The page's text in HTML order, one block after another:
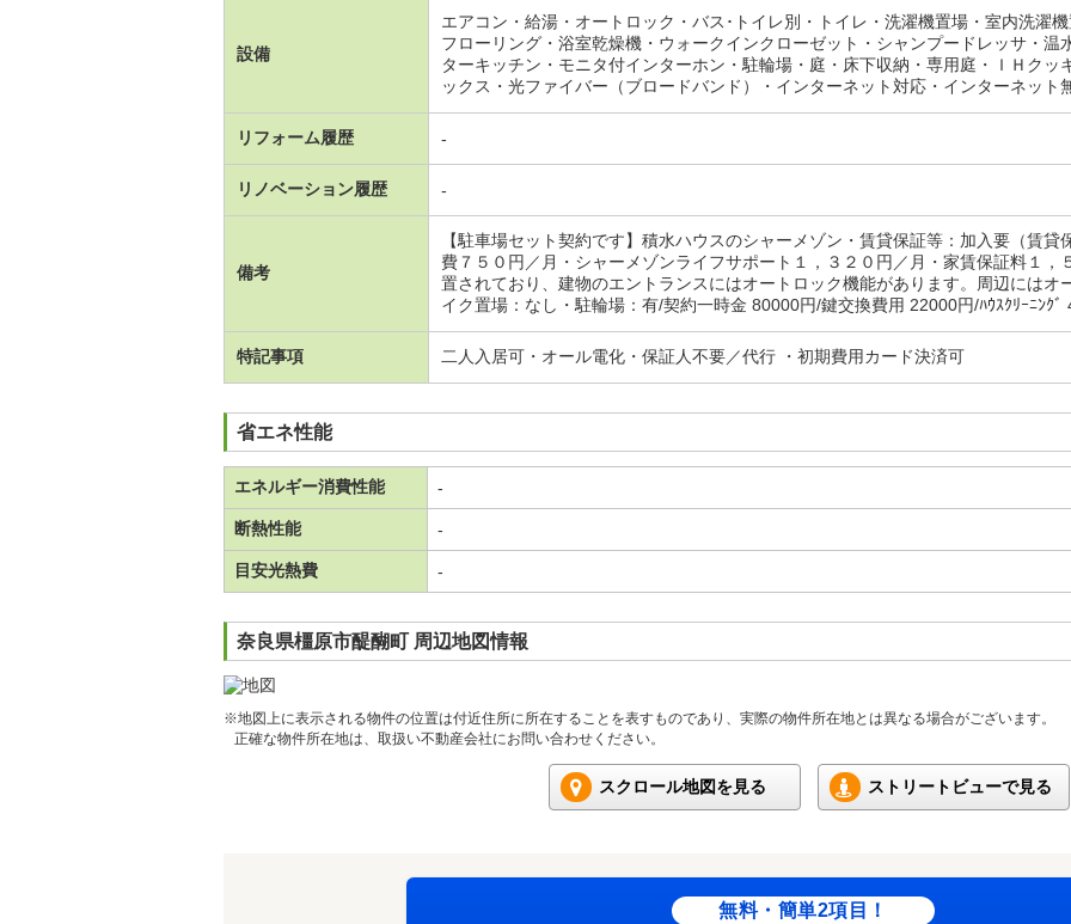
設備
エアコン・給湯・オートロック・バス･トイレ別・トイレ・洗濯機置場・室内洗濯
フローリング・浴室乾燥機・ウォークインクローゼット・シャンプードレッサ・温
ターキッチン・モニタ付インターホン・駐輪場・庭・床下収納・専用庭・ＩＨクッ
ックス・光ファイバー（ブロードバンド）・インターネット対応・インターネット
リフォーム履歴 -
リノベーション履歴 -
備考
【駐車場セット契約です】積水ハウスのシャーメゾン・賃貸保証等：加入要（賃
費７５０円／月・シャーメゾンライフサポート１，３２０円／月・家賃保証料１，
置されており、建物のエントランスにはオートロック機能があります。周辺には
イク置場：なし・駐輪場：有/契約一時金 80000円/鍵交換費用 22000円/ﾊｳｽｸﾘｰﾆﾝｸﾞ
特記事項 二人入居可・オール電化・保証人不要／代行 ・初期費用カード決済可
省エネ性能
エネルギー消費性能 -
断熱性能 -
目安光熱費 -
奈良県橿原市醍醐町 周辺地図情報
※地図上に表示される物件の位置は付近住所に所在することを表すものであり、実際の物件所在地とは異なる場合がございます。
正確な物件所在地は、取扱い不動産会社にお問い合わせください。
スクロール地図を見る ストリートビューで見る
無料・簡単2項目！